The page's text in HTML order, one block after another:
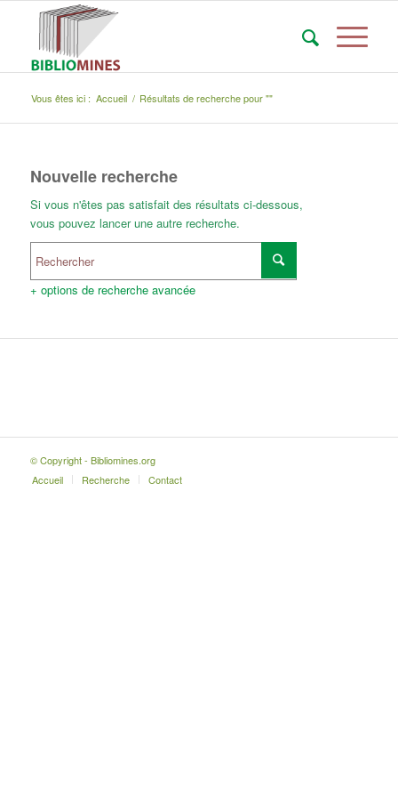
Vous êtes ici : Accueil / Résultats de recherche pour ""
Nouvelle recherche
Si vous n'êtes pas satisfait des résultats ci-dessous,
vous pouvez lancer une autre recherche.
+ options de recherche avancée
© Copyright - Bibliomines.org
Accueil
Recherche Contact